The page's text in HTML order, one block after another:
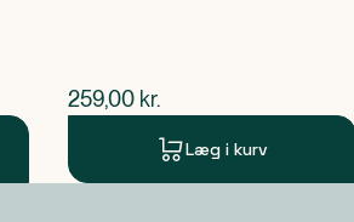
$nuværende pris
259,00 kr.
Læg i kurv